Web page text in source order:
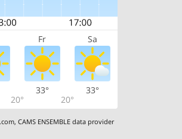
Fr Sa
20°
33°
20°
33°
,CAMS ENSEMBLE data provider